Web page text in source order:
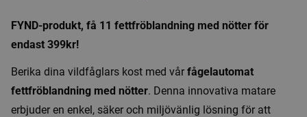
FYND-produkt, få 11 fettfröblandning med nötter för
endast 399kr!
Berika dina vildfåglars kost med vår fågelautomat
fettfröblandning med nötter. Denna innovativa matare
erbjuder en enkel, säker och miljövänlig lösning för att